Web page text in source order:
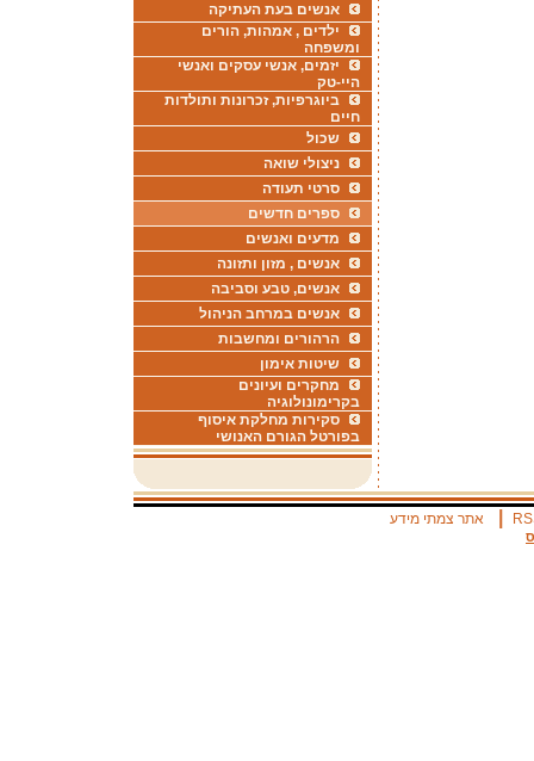
אנשים בעת העתיקה
ילדים , אמהות, הורים
ומשפחה
יזמים, אנשי עסקים ואנשי
היי-טק
ביוגרפיות, זכרונות ותולדות
חיים
שכול
ניצולי שואה
סרטי תעודה
ספרים חדשים
מדעים ואנשים
אנשים , מזון ותזונה
אנשים, טבע וסביבה
אנשים במרחב הניהול
הרהורים ומחשבות
שיטות אימון
מחקרים ועיונים
בקרימונולוגיה
סקירות מחלקת איסוף
בפורטל הגורם האנושי
אתר צמתי מידע